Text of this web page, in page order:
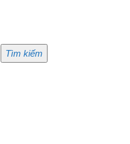
Tìm kiếm